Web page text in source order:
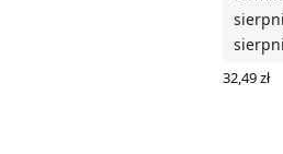
32,49zł